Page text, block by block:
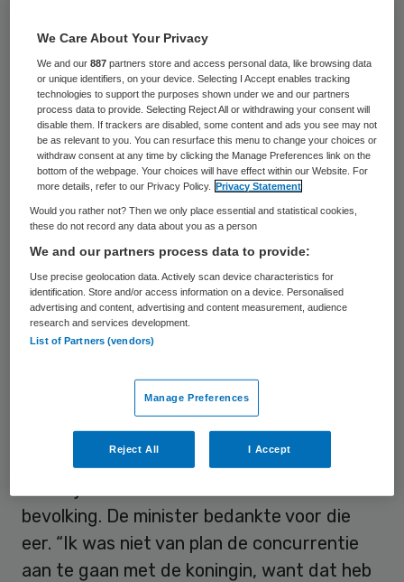
Wijziging van polisvoorwaarden
Van Schippers hoeven de verzekeraars
geen nieuwe polissen rond te sturen om
mensen te laten weten dat de rollator weer
in het basispakket zit. Ze kunnen zich
beperken tot een wijziging van de
voorwaarden op internet, vindt de
bewindsvrouw. Wel worden de laatste
ontwikkelingen rond de rollator
meegenomen in de jaarlijkse
binnenkort start.
De SP daagde Schippers uit deze
boodschap met Kerst via de televisie
bevolking. De minister bedankte voor die
eer. “Ik was niet van plan de concurrentie
aan te gaan met de koningin, want dat heb
We Care About Your Privacy
We and our887 partners store and access personal data, like browsing data
or unique identifiers, on your device. Selecting I Accept enables tracking
technologies to support the purposes shown under we and our partners
process data to provide. Selecting Reject All or withdrawing your consent will
disable them. If trackers are disabled, some content and ads you see may not
be as relevant to you. You can resurface this menu to change your choices or
withdraw consent at any time by clicking the Manage Preferences link on the
bottom of the webpage. Your choices will have effect within our Website. For
more details, refer to our Privacy Policy.
Privacy Statement
Would you rather not? Then we only place essential and statistical cookies,
these do not record any data about you as a person
We and our partners process data to provide:
Use precise geolocation data. Actively scan device characteristics for
identification. Store and/or access information on a device. Personalised
advertising and content, advertising and content measurement, audience
research and services development.
List of Partners (vendors)
Manage Preferences
Reject All I Accept